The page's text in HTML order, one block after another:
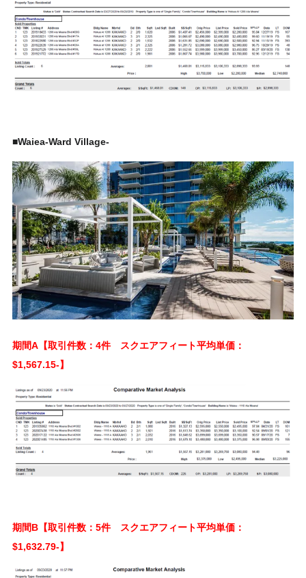
■Waiea-Ward Village-
期間A【取引件数：4件 スクエアフィート平均単価：
$1,567.15-】
期間B【取引件数：5件 スクエアフィート平均単価：
$1,632.79-】